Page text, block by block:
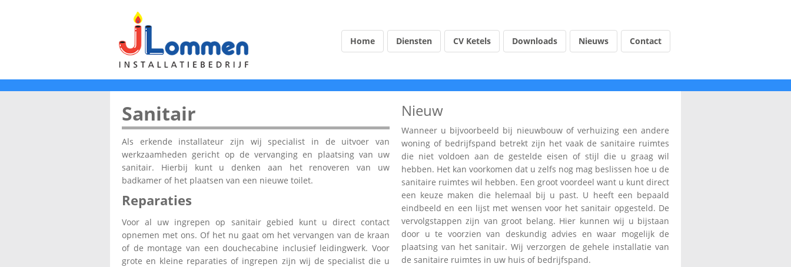
Home Diensten CV Ketels Downloads Nieuws Contact
Sanitair
Als erkende installateur zijn wij specialist in de uitvoer van
werkzaamheden gericht op de vervanging en plaatsing van uw
sanitair. Hierbij kunt u denken aan het renoveren van uw
badkamer of het plaatsen van een nieuwe toilet.
Reparaties
Voor al uw ingrepen op sanitair gebied kunt u direct contact
opnemen met ons. Of het nu gaat om het vervangen van de kraan
of de montage van een douchecabine inclusief leidingwerk. Voor
grote en kleine reparaties of ingrepen zijn wij de specialist die u
Nieuw
Wanneer u bijvoorbeeld bij nieuwbouw of verhuizing een andere
woning of bedrijfspand betrekt zijn het vaak de sanitaire ruimtes
die niet voldoen aan de gestelde eisen of stijl die u graag wil
hebben. Het kan voorkomen dat u zelfs nog mag beslissen hoe u de
sanitaire ruimtes wil hebben. Een groot voordeel want u kunt direct
een keuze maken die helemaal bij u past. U heeft een bepaald
eindbeeld en een lijst met wensen voor het sanitair opgesteld. De
vervolgstappen zijn van groot belang. Hier kunnen wij u bijstaan
door u te voorzien van deskundig advies en waar mogelijk de
plaatsing van het sanitair. Wij verzorgen de gehele installatie van
de sanitaire ruimtes in uw huis of bedrijfspand.